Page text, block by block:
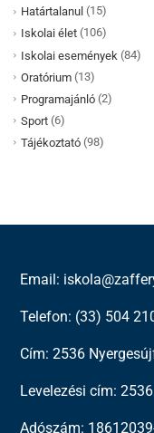
Határtalanul (15)
Iskolai élet (106)
Iskolai események (84)
Oratórium (13)
Programajánló (2)
Sport (6)
Tájékoztató (98)
Email:
Telefon: (33) 504
Cím: 2536
Levelezési cím:
Adószám: